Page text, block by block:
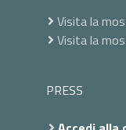
Visita la
Visita la
PRESS